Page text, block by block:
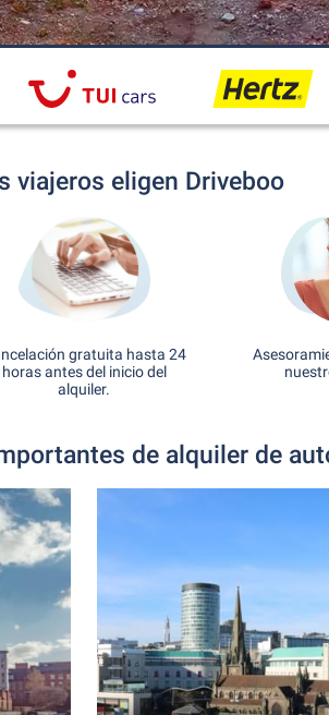
viajeros eligen Driveboo
gratuita hasta 24
horas antes del inicio del
alquiler.
de alquiler de